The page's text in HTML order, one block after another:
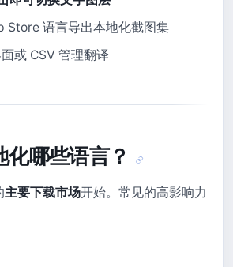
Store 语言导出本地化截图集
或 CSV 管理翻译
化哪些语言？
主要下载市场开始。常见的高影响力